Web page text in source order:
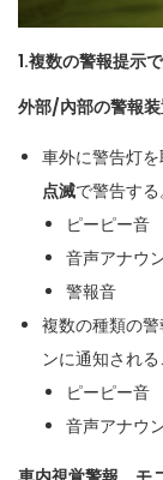
1.複数の警報提示
外部/內部の警報
車外に警告灯を
点滅で警告す
ピーピー音
音声アナウ
警報音
複数の種類の
ンに通知され
ピーピー音
音声アナウ